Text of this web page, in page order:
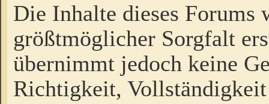
Die Inhalte dieses Forums
größtmöglicher Sorgfalt
übernimmt jedoch keine
Richtigkeit,